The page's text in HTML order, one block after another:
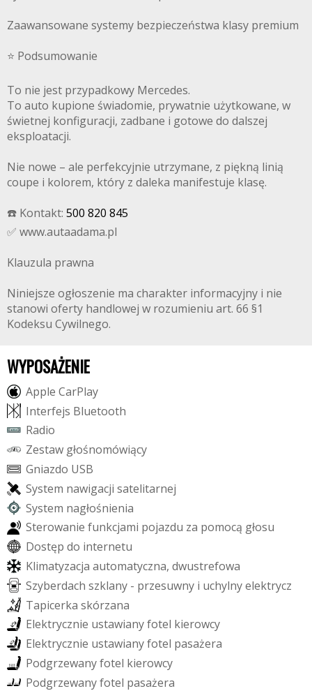
Zaawansowane systemy bezpieczeństwa klasy premium
⭐️ Podsumowanie
To nie jest przypadkowy Mercedes.
To auto kupione świadomie, prywatnie użytkowane, w
świetnej konfiguracji, zadbane i gotowe do dalszej
eksploatacji.
Nie nowe – ale perfekcyjnie utrzymane, z piękną linią
coupe i kolorem, który z daleka manifestuje klasę.
☎️ Kontakt: 500 820 845
✅ www.autaadama.pl
Klauzula prawna
Niniejsze ogłoszenie ma charakter informacyjny i nie
stanowi oferty handlowej w rozumieniu art. 66 §1
Kodeksu Cywilnego.
WYPOSAŻENIE
Apple CarPlay
Interfejs Bluetooth
Radio
Zestaw głośnomówiący
Gniazdo USB
System nawigacji satelitarnej
System nagłośnienia
Sterowanie funkcjami pojazdu za pomocą głosu
Dostęp do internetu
Klimatyzacja automatyczna, dwustrefowa
Szyberdach szklany - przesuwny i uchylnyelektrycz
Tapicerka skórzana
Elektrycznie ustawianyfotel kierowcy
Elektrycznie ustawianyfotel pasażera
Podgrzewanyfotel kierowcy
Podgrzewanyfotel pasażera